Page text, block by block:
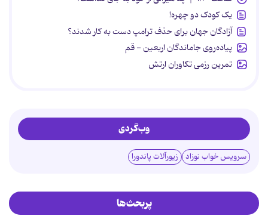
یک کودک دو چهره!
آزادگان جهان برای حذف ترامپ دست به کار شدند؟
پیاده‌روی جاماندگان اربعین - قم
تمرین رزمی تکاوران ارتش
وب‌گردی
سرویس خواب نوزاد زیورآلات پاندورا
پربحث‌ها